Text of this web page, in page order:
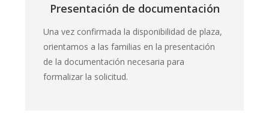
Presentación de documentación
Una vez confirmada la disponibilidad de plaza,
orientamos a las familias en la presentación
de la documentación necesaria para
formalizar la solicitud.